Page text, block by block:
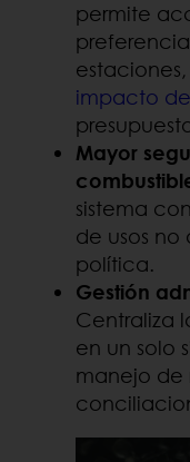
permite
impacto
Mayor
sistema
de usos no
política.
Gestión
Centraliza
en un solo
manejo de